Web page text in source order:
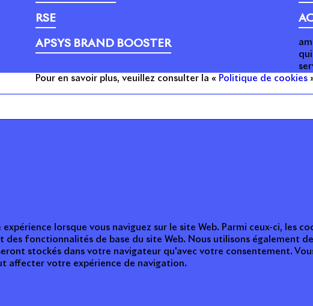
RSE
APSYS BRAND BOOSTER
Pour en savoir plus, veuillez consulter la « Politique de cookies
lorsque vous naviguez sur le site Web. Parmi ceux-ci, les
fonctionnalités de base du site Web. Nous utilisons également
stockés dans votre navigateur qu'avec votre consentement.
affecter votre expérience de navigation.